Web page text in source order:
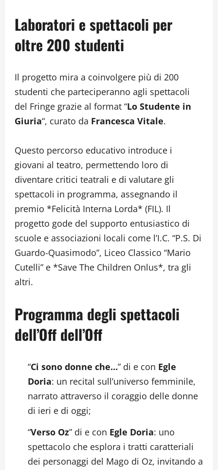
Laboratori e spettacoli per
oltre 200 studenti
Il progetto mira a coinvolgere più di 200
studenti che parteciperanno agli spettacoli
del Fringe grazie al format “Lo Studente in
Giuria“, curato da Francesca Vitale.
Questo percorso educativo introduce i
giovani al teatro, permettendo loro di
diventare critici teatrali e di valutare gli
spettacoli in programma, assegnando il
premio *Felicità Interna Lorda* (FIL). Il
progetto gode del supporto entusiastico di
scuole e associazioni locali come l’I.C. “P.S. Di
Guardo-Quasimodo”, Liceo Classico “Mario
Cutelli” e *Save The Children Onlus*, tra gli
altri.
Programma degli spettacoli
dell’Off dell’Off
“Ci sono donne che…” di e con Egle
Doria: un recital sull’universo femminile,
narrato attraverso il coraggio delle donne
di ieri e di oggi;
“Verso Oz” di e con Egle Doria: uno
spettacolo che esplora i tratti caratteriali
dei personaggi del Mago di Oz, invitando a